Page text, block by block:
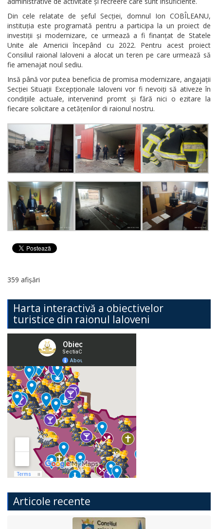
Din cele relatate de șeful Secției, domnul Ion COBÎLEANU,
instituția este programată pentru a participa la un proiect de
investiții și modernizare, ce urmează a fi finanțat de Statele
Unite ale Americii începând cu 2022. Pentru acest proiect
Consiliul raional Ialoveni a alocat un teren pe care urmează să
fie amenajat noul sediu.
Insă până vor putea beneficia de promisa modernizare, angajații
Secției Situații Excepționale Ialoveni vor fi nevoiți să ativeze în
condițiile actuale, intervenind promt și fără nici o ezitare la
fiecare solicitare a cetățenilor di raionul nostru.
359 afișări
Harta interactivă a obiectivelor
turistice din raionul Ialoveni
Articole recente